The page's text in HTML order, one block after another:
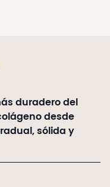
duradero del
desde
sólida y